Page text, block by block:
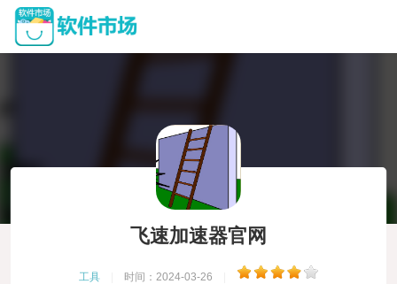
飞速加速器官网
工具 时间：2024-03-26